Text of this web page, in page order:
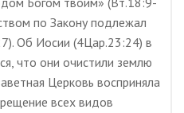
по Закону подлежал
Об Иосии (4Цар.23:24) в
что они очистили землю
Церковь восприняла
всех видов